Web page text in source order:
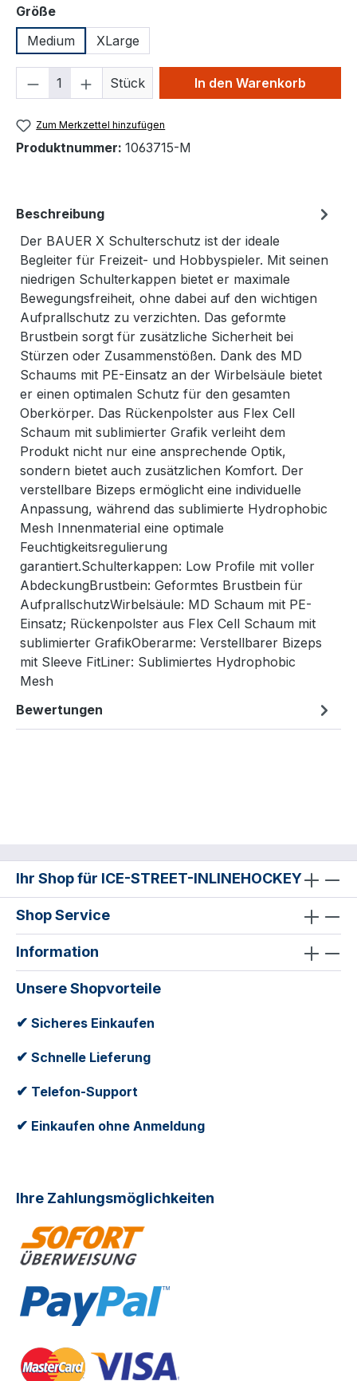
Größeauswählen
Medium
XLarge
Produkt Anzahl: Gib den
Stück In den Warenkorb
Zum Merkzettel hinzufügen
Produktnummer: 1063715-M
Beschreibung
Der BAUER X Schulterschutz ist der ideale
Begleiter für Freizeit- und Hobbyspieler. Mit seinen
niedrigen Schulterkappen bietet er maximale
Bewegungsfreiheit, ohne dabei auf den wichtigen
Aufprallschutz zu verzichten. Das geformte
Brustbein sorgt für zusätzliche Sicherheit bei
Stürzen oder Zusammenstößen. Dank des MD
Schaums mit PE-Einsatz an der Wirbelsäule bietet
er einen optimalen Schutz für den gesamten
Oberkörper. Das Rückenpolster aus Flex Cell
Schaum mit sublimierter Grafik verleiht dem
Produkt nicht nur eine ansprechende Optik,
sondern bietet auch zusätzlichen Komfort. Der
verstellbare Bizeps ermöglicht eine individuelle
Anpassung, während das sublimierte Hydrophobic
Mesh Innenmaterial eine optimale
Feuchtigkeitsregulierung
garantiert.Schulterkappen: Low Profile mit voller
AbdeckungBrustbein: Geformtes Brustbein für
AufprallschutzWirbelsäule: MD Schaum mit PE-
Einsatz; Rückenpolster aus Flex Cell Schaum mit
sublimierter GrafikOberarme: Verstellbarer Bizeps
mit Sleeve FitLiner: Sublimiertes Hydrophobic
Mesh
Bewertungen
Ihr Shop für ICE-STREET-INLINEHOCKEY
Shop Service
Information
Unsere Shopvorteile
✔ Sicheres Einkaufen
✔ Schnelle Lieferung
✔ Telefon-Support
✔ Einkaufen ohne Anmeldung
Ihre Zahlungsmöglichkeiten